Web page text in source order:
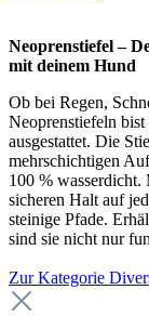
Neoprenstiefel –
mit deinem Hund
Ob bei Regen,
Neoprenstiefeln
ausgestattet. Die
mehrschichtigen
100 % wasserdicht.
sicheren Halt auf
steinige Pfade.
sind sie nicht nur
Zur Kategorie